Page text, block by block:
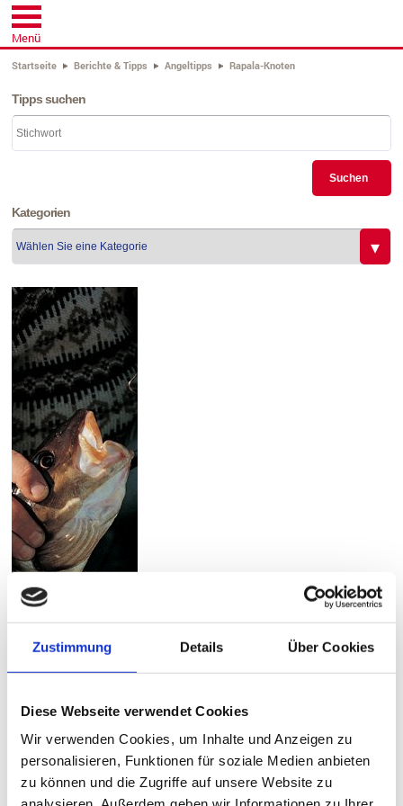
Zustimmung Details Über Cookies
Diese Webseite verwendet Cookies
Wir verwenden Cookies, um Inhalte und Anzeigen zu
personalisieren, Funktionen für soziale Medien anbieten
zu können und die Zugriffe auf unsere Website zu
Menü
Startseite Berichte & Tipps Angeltipps Rapala-Knoten
Tipps suchen
Suchen
Kategorien